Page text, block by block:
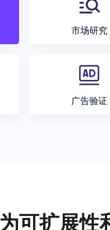
市场研究
广告验证
为可扩展性